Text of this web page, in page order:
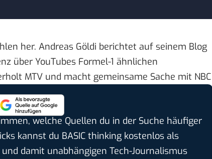
her. Andreas Göldi berichtet auf seinem Blog
über YouTubes Formel-1 ähnlichen
MTV und macht gemeinsame Sache mit NBC
welche Quellen du in der Suche häufiger
kannst du BASIC thinking kostenlos als
damit unabhängigen Tech-Journalismus